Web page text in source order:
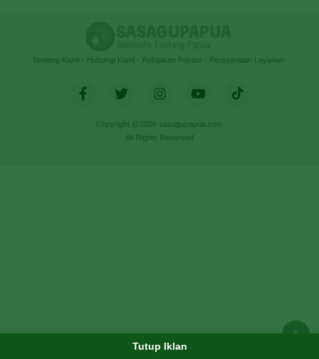
Tentang Kami Hubungi Kami Kebijakan Privasi Persyaratan Layanan
Copyright @2026 sasagupapua.com
All Rights Reserved
Tutup Iklan